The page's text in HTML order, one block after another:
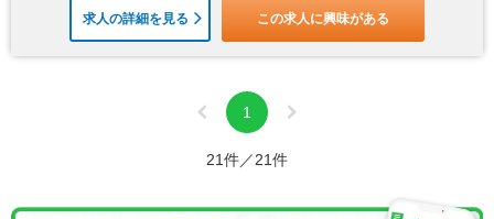
求人の詳細を見る この求人に興味がある
1
21件／21件